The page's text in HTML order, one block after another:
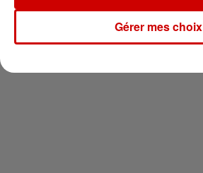
Newsletter
Gérer mes choix